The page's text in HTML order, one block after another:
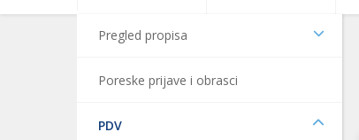
Pregled propisa
Poreske prijave i obrasci
PDV